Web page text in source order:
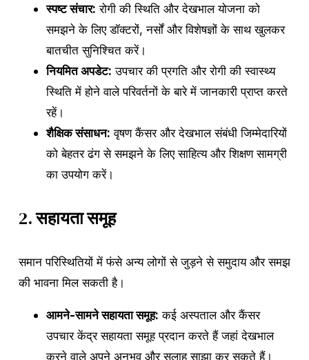
स्पष्ट संचार: रोगी की स्थिति और देखभाल योजना को
समझने के लिए डॉक्टरों, नर्सों और विशेषज्ञों के साथ खुलकर
बातचीत सुनिश्चित करें।
नियमित अपडेट: उपचार की प्रगति और रोगी की स्वास्थ्य
स्थिति में होने वाले परिवर्तनों के बारे में जानकारी प्राप्त करते
रहें।
शैक्षिक संसाधन: वृषण कैंसर और देखभाल संबंधी जिम्मेदारियों
को बेहतर ढंग से समझने के लिए साहित्य और शिक्षण सामग्री
का उपयोग करें।
2.सहायता समूह
समान परिस्थितियों में फंसे अन्य लोगों से जुड़ने से समुदाय और समझ
की भावना मिल सकती है।
आमने-सामने सहायता समूह: कई अस्पताल और कैंसर
उपचार केंद्र सहायता समूह प्रदान करते हैं जहां देखभाल
करने वाले अपने अनुभव और सलाह साझा कर सकते हैं।